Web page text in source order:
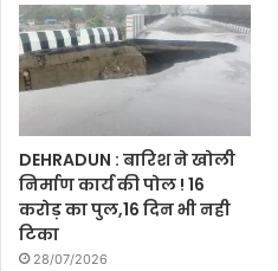
DEHRADUN : बारिश ने खोली
निर्माण कार्य की पोल ! 16
करोड़ का पुल,16 दिन भी नही
टिका
28/07/2026